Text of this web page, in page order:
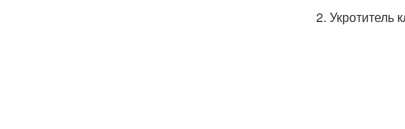
2. Укротитель